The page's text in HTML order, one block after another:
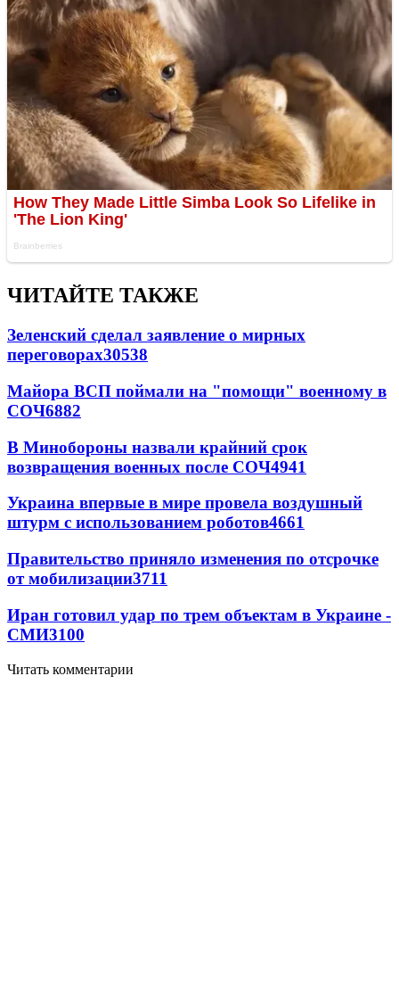
ЧИТАЙТЕ ТАКЖЕ
Зеленский сделал заявление о мирных
переговорах30538
Майора ВСП поймали на "помощи" военному в
СОЧ6882
В Минобороны назвали крайний срок
возвращения военных после СОЧ4941
Украина впервые в мире провела воздушный
штурм с использованием роботов4661
Правительство приняло изменения по отсрочке
от мобилизации3711
Иран готовил удар по трем объектам в Украине -
СМИ3100
Читать комментарии